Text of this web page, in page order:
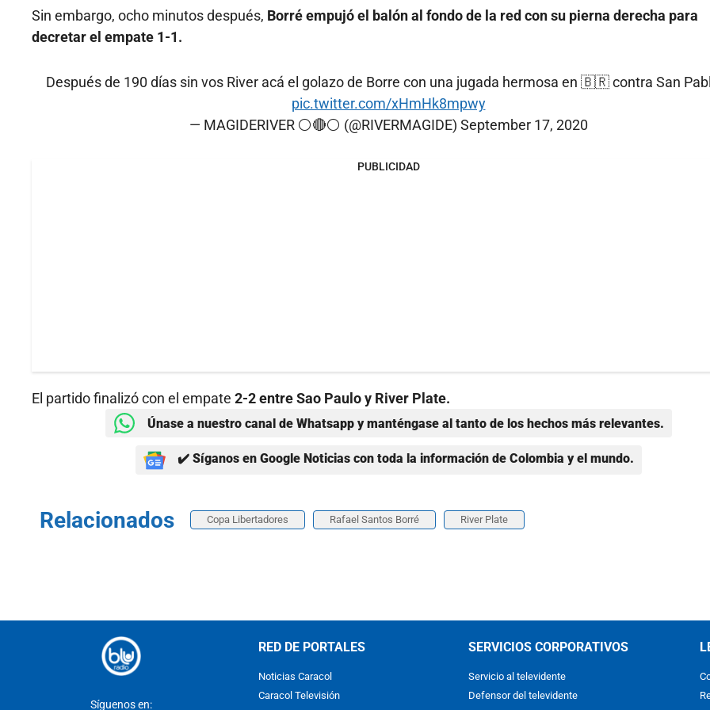
Sin embargo, ocho minutos después, Borré empujó el balón al fondo de la red con su pierna derecha para
decretar el empate 1-1.
Después de 190 días sin vos River acá el golazo de Borre con una jugada hermosa en 🇧🇷 contra San
pic.twitter.com/xHmHk8mpwy
— MAGIDERIVER ⚪🔴⚪ (@RIVERMAGIDE) September 17, 2020
PUBLICIDAD
El partido finalizó con el empate 2-2 entre Sao Paulo y River Plate.
Únase a nuestro canal de Whatsapp y manténgase al tanto de los hechos más relevantes.
✔️ Síganos en Google Noticias con toda la información de Colombia y el mundo.
Relacionados Copa Libertadores Rafael Santos Borré River Plate
Síguenos en:
RED DE PORTALES
Noticias Caracol
Caracol Televisión
SERVICIOS CORPORATIVOS
Servicio al televidente
Defensor del televidente